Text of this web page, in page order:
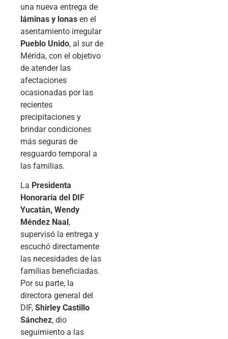
una nueva entrega de
láminas y lonas en el
asentamiento irregular
Pueblo Unido, al sur de
Mérida, con el objetivo
de atender las
afectaciones
ocasionadas por las
recientes
precipitaciones y
brindar condiciones
más seguras de
resguardo temporal a
las familias.
La Presidenta
Honoraria del DIF
Yucatán, Wendy
Méndez Naal ,
supervisó la entrega y
escuchó directamente
las necesidades de las
familias beneficiadas.
Por su parte, la
directora general del
DIF, Shirley Castillo
Sánchez, dio
seguimiento a las